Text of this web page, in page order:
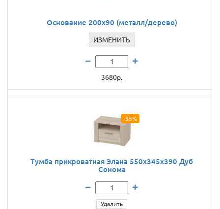
Основание 200x90 (металл/дерево)
ИЗМЕНИТЬ
3680р.
-35%
Тумба прикроватная Элана 550x345x390 Дуб
Сонома
Удалить